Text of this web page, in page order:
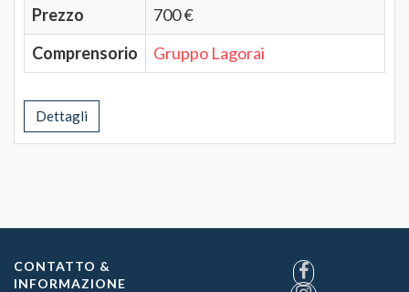
Prezzo
700 €
Comprensorio
Gruppo Lagorai
Dettagli
CONTATTO &
INFORMAZIONE